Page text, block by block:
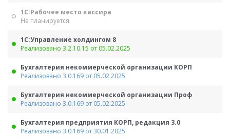
1С:Рабочее место кассира
Не планируется
1С:Управление холдингом 8
Реализовано 3.2.10.15 от 05.02.2025
Бухгалтерия некоммерческой организации КОРП
Реализовано 3.0.169 от 05.02.2025
Бухгалтерия некоммерческой организации Проф
Реализовано 3.0.169 от 05.02.2025
Бухгалтерия предприятия КОРП, редакция 3.0
Реализовано 3.0.169 от 30.01.2025